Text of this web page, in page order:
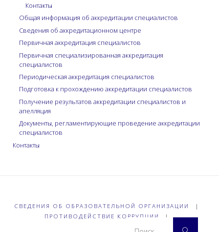
Контакты
Общая информация об аккредитации специалистов
Сведения об аккредитационном центре
Первичная аккредитация специалистов
Первичная специализированная аккредитация
специалистов
Периодическая аккредитация специалистов
Подготовка к прохождению аккредитации специалистов
Получение результатов аккредитации специалистов и
апелляция
Документы, регламентирующие проведение аккредитации
специалистов
Контакты
СВЕДЕНИЯ ОБ ОБРАЗОВАТЕЛЬНОЙ ОРГАНИЗАЦИИ
|
ПРОТИВОДЕЙСТВИЕ КОРРУПЦИИ
|
Поиск